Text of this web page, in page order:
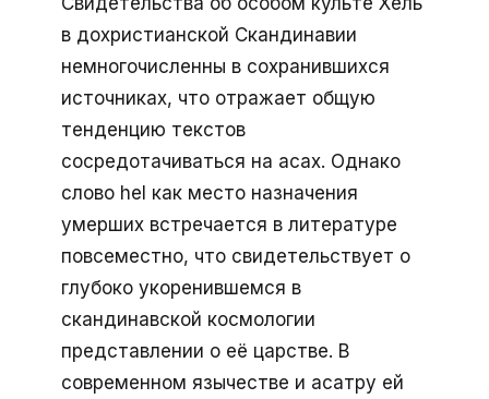
в дохристианской Скандинавии
немногочисленны в сохранившихся
источниках, что отражает общую
тенденцию текстов
сосредотачиваться на асах. Однако
слово hel как место назначения
умерших встречается в литературе
повсеместно, что свидетельствует о
глубоко укоренившемся в
скандинавской космологии
представлении о её царстве. В
современном язычестве и асатру ей